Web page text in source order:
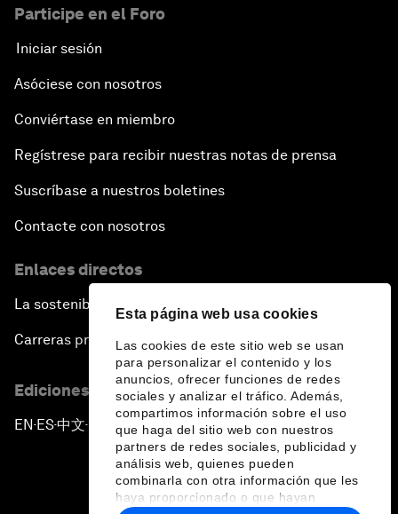
Esta página web usa cookies
Las cookies de este sitio web se usan
para personalizar el contenido y los
anuncios, ofrecer funciones de redes
sociales y analizar el tráfico. Además,
compartimos información sobre el uso
que haga del sitio web con nuestros
partners de redes sociales, publicidad y
análisis web, quienes pueden
combinarla con otra información que les
haya proporcionado o que hayan
Participe en el Foro
Iniciar sesión
Asóciese con nosotros
Conviértase en miembro
Regístrese para recibir nuestras notas de prensa
Suscríbase a nuestros boletines
Contacte con nosotros
Enlaces directos
La sostenibilidad en el Foro
Carreras profesionales
Ediciones en otros idiomas
EN ▪ ES▪中文▪ 日本語